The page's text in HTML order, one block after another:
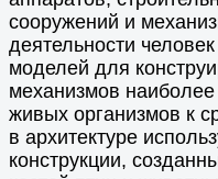
сооружений и
деятельности
моделей для
механизмов
живых организмов к
в архитектуре
конструкции,